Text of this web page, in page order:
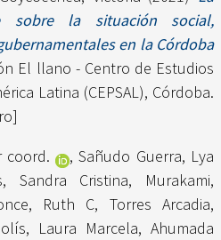
sobre la situación social,
en la Córdoba
El llano - Centro de Estudios
Latina (CEPSAL), Córdoba.
coord.
,Sañudo Guerra, Lya
Sandra Cristina, Murakami,
Ruth C, Torres Arcadia,
Laura Marcela,Ahumada